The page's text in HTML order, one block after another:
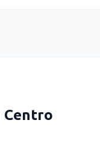
Centro